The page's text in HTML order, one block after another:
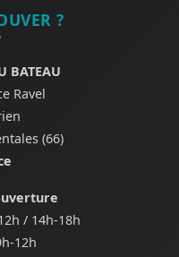
?
BATEAU
Ravel
(66)
/ 14h-18h
12h